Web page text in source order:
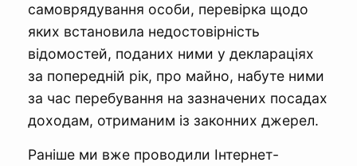
самоврядування особи, перевірка щодо
яких встановила недостовірність
відомостей, поданих ними у деклараціях
за попередній рік, про майно, набуте ними
за час перебування на зазначених посадах
доходам, отриманим із законних джерел.
Раніше ми вже проводили Інтернет-